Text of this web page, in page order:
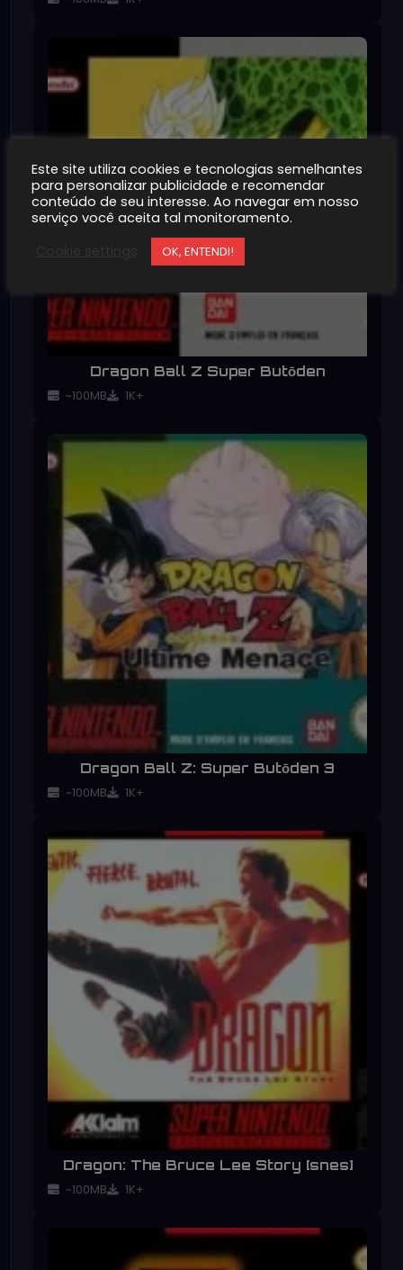
Dragon Ball Z Super Butōden
~100MB 1K+
Dragon Ball Z: Super Butōden 3
~100MB 1K+
Dragon: The Bruce Lee Story [snes]
~100MB 1K+
Este site utiliza cookies e tecnologias semelhantes
para personalizar publicidade e recomendar
conteúdo de seu interesse. Ao navegar em nosso
serviço você aceita tal monitoramento.
OK, ENTENDI!